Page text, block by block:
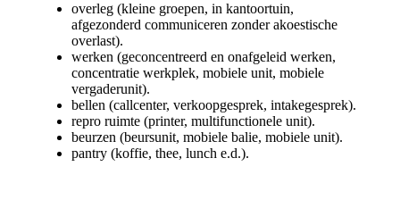
overleg (kleine groepen, in kantoortuin,
afgezonderd communiceren zonder akoestische
overlast).
werken (geconcentreerd en onafgeleid werken,
concentratie werkplek, mobiele unit, mobiele
vergaderunit).
bellen (callcenter, verkoopgesprek, intakegesprek).
repro ruimte (printer, multifunctionele unit).
beurzen (beursunit, mobiele balie, mobiele unit).
pantry (koffie, thee, lunch e.d.).